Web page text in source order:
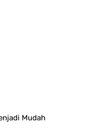
Mudah